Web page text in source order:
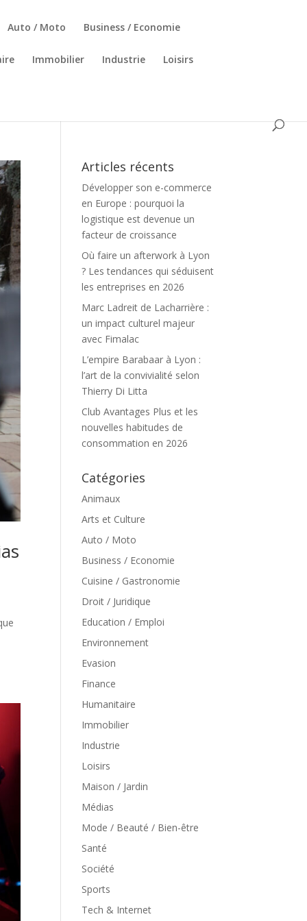
Auto / Moto Business / Economie
Immobilier Industrie Loisirs
Articles récents
Développer son e-commerce
en Europe : pourquoi la
logistique est devenue un
facteur de croissance
Où faire un afterwork à Lyon
? Les tendances qui séduisent
les entreprises en 2026
Marc Ladreit de Lacharrière :
un impact culturel majeur
avec Fimalac
L’empire Barabaar à Lyon :
l’art de la convivialité selon
Thierry Di Litta
Club Avantages Plus et les
nouvelles habitudes de
consommation en 2026
Catégories
Animaux
Arts et Culture
Auto / Moto
Business / Economie
Cuisine / Gastronomie
Droit / Juridique
Education / Emploi
Environnement
Evasion
Finance
Humanitaire
Immobilier
Industrie
Loisirs
Maison / Jardin
Médias
Mode / Beauté / Bien-être
Santé
Société
Sports
Tech & Internet